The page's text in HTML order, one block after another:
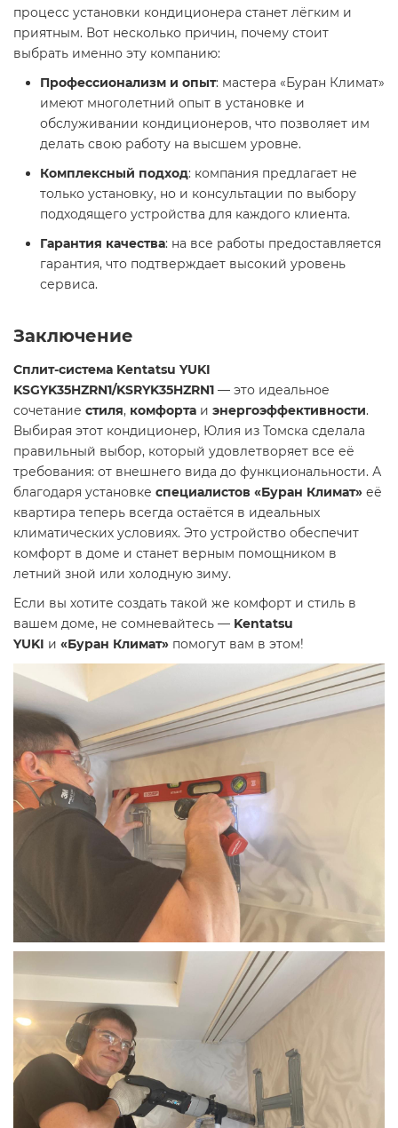
процесс установки кондиционера станет лёгким и
приятным. Вот несколько причин, почему стоит
выбрать именно эту компанию:
Профессионализм и опыт: мастера «Буран Климат»
имеют многолетний опыт в установке и
обслуживании кондиционеров, что позволяет им
делать свою работу на высшем уровне.
Комплексный подход: компания предлагает не
только установку, но и консультации по выбору
подходящего устройства для каждого клиента.
Гарантия качества: на все работы предоставляется
гарантия, что подтверждает высокий уровень
сервиса.
Заключение
Сплит-система Kentatsu YUKI
KSGYK35HZRN1/KSRYK35HZRN1 — это идеальное
сочетание стиля, комфорта и энергоэффективности.
Выбирая этот кондиционер, Юлия из Томска сделала
правильный выбор, который удовлетворяет все её
требования: от внешнего вида до функциональности. А
благодаря установке специалистов «Буран Климат» её
квартира теперь всегда остаётся в идеальных
климатических условиях. Это устройство обеспечит
комфорт в доме и станет верным помощником в
летний зной или холодную зиму.
Если вы хотите создать такой же комфорт и стиль в
вашем доме, не сомневайтесь — Kentatsu
YUKI и «Буран Климат» помогут вам в этом!